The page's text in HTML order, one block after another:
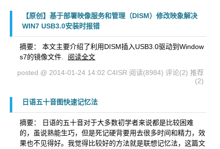
【原创】基于部署映像服务和管理（DISM）修改映象解决
WIN7 USB3.0安装时报错
摘要： 本文主要介绍了利用DISM插入USB3.0驱动到Window
s7的镜像文件.
阅读全文
posted @ 2014-01-24 14:02 C4ISR 阅读(8984) 评论(2) 推荐
(2)
日语五十音图快速记忆法
摘要： 日语的五十音对于大多数初学者来说都是比较困难
的，虽说熟能生巧，但是死记硬背要用去很多时间和精力，效
果也不见得好。我觉得比较好的方法就是联想记忆法，这篇文